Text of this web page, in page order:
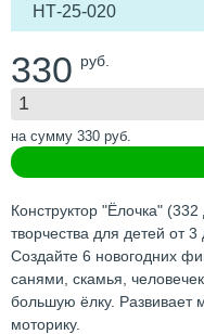
НТ-25-020
330 руб.
на сумму 330 руб.
Конструктор "Ёлочка"
творчества для детей от
Создайте 6 новогодних
санями, скамья,
большую ёлку. Развивает
моторику.